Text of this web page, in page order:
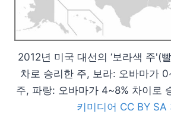
2012년 미국 대선의 ‘보라색 주'(
차로 승리한 주, 보라: 오바마가
주, 파랑: 오바마가 4~8% 차이로
키미디어 CC BY SA